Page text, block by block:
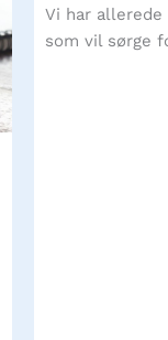
Vi har
som vil sørge